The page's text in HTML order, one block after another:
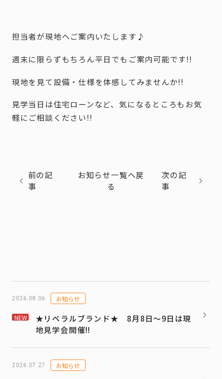
担当者が現地へご案内いたします♪
週末に限らずもちろん平日でもご案内可能です!!
現地を見て設備・仕様を体感してみませんか!!
見学当日は住宅ローンなど、気になるところもお気
軽にご相談ください!!
前の記
事
お知らせ一覧へ戻
る
次の記
事
2026.08.06 お知らせ
NEW
★リベラルブランド★ 8月8日～9日は現
地見学会開催!!
2026.07.27 お知らせ